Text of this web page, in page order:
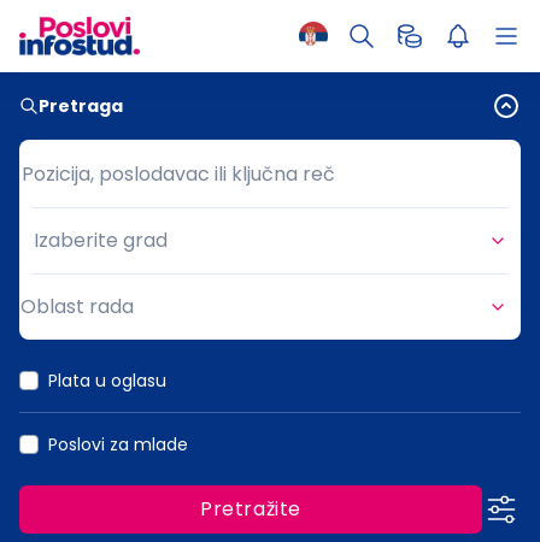
Pretraga
Pozicija, poslodavac ili ključna reč
Pozicija, poslodavac ili ključna reč
Grad
Izaberite grad
Oblast rada
Plata u oglasu
Poslovi za mlade
Pretražite